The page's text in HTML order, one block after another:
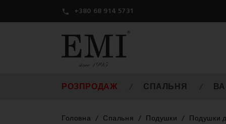
 +380 68 914 5731
РОЗПРОДАЖ СПАЛЬНЯ
Головна Спальня Подушки Подушки